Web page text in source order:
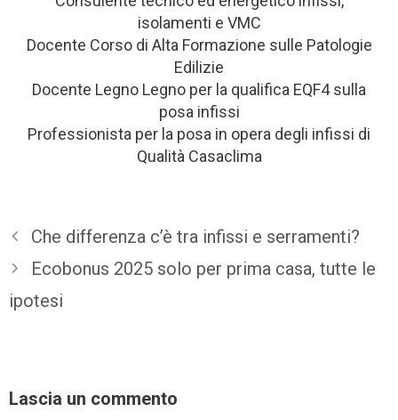
isolamenti e VMC
Docente Corso di Alta Formazione sulle Patologie
Edilizie
Docente Legno Legno per la qualifica EQF4 sulla
posa infissi
Professionista per la posa in opera degli infissi di
Qualità Casaclima
Che differenza c’è tra infissi e serramenti?
Ecobonus 2025 solo per prima casa, tutte le
ipotesi
Lascia un commento